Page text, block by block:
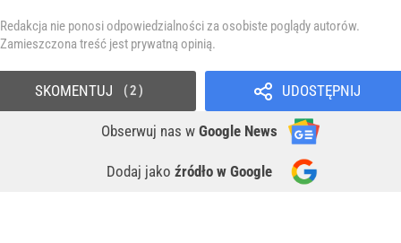
Redakcja nie ponosi odpowiedzialności za osobiste poglądy autorów.
Zamieszczona treść jest prywatną opinią.
UDOSTĘPNIJ
Obserwuj nas w Google News
Dodaj jako źródło w Google
SKOMENTUJ 2